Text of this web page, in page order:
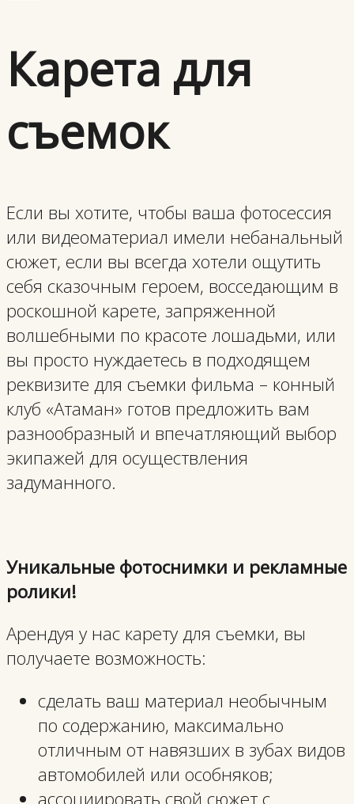
Карета для
съемок
Если вы хотите, чтобы ваша фотосессия
или видеоматериал имели небанальный
сюжет, если вы всегда хотели ощутить
себя сказочным героем, восседающим в
роскошной карете, запряженной
волшебными по красоте лошадьми, или
вы просто нуждаетесь в подходящем
реквизите для съемки фильма – конный
клуб «Атаман» готов предложить вам
разнообразный и впечатляющий выбор
экипажей для осуществления
задуманного.
Уникальные фотоснимки и рекламные
ролики!
Арендуя у нас карету для съемки, вы
получаете возможность:
сделать ваш материал необычным
по содержанию, максимально
отличным от навязших в зубах видов
автомобилей или особняков;
ассоциировать свой сюжет с